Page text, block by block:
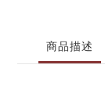
商品描述